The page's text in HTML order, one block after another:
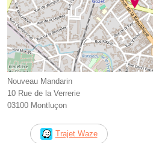
Nouveau Mandarin
10 Rue de la Verrerie
03100 Montluçon
Trajet Waze